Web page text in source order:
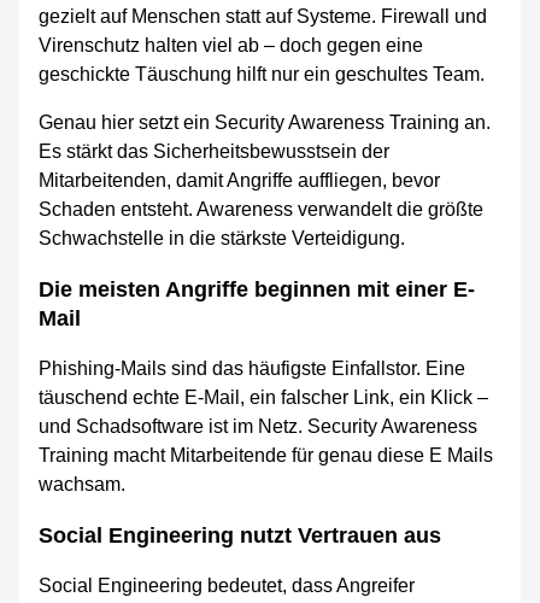
gezielt auf Menschen statt auf Systeme. Firewall und
Virenschutz halten viel ab – doch gegen eine
geschickte Täuschung hilft nur ein geschultes Team.
Genau hier setzt ein Security Awareness Training an.
Es stärkt das Sicherheitsbewusstsein der
Mitarbeitenden, damit Angriffe auffliegen, bevor
Schaden entsteht. Awareness verwandelt die größte
Schwachstelle in die stärkste Verteidigung.
Die meisten Angriffe beginnen mit einer E-
Mail
Phishing-Mails sind das häufigste Einfallstor. Eine
täuschend echte E-Mail, ein falscher Link, ein Klick –
und Schadsoftware ist im Netz. Security Awareness
Training macht Mitarbeitende für genau diese E Mails
wachsam.
Social Engineering nutzt Vertrauen aus
Social Engineering bedeutet, dass Angreifer